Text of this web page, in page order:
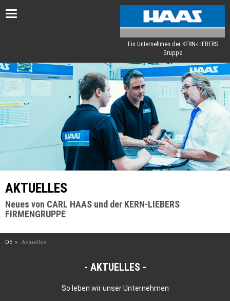
Toggle
Ein Unternehmen der KERN-LIEBERS
Gruppe
AKTUELLES
Neues von CARL HAAS und der KERN-LIEBERS
FIRMENGRUPPE
DE Aktuelles
AKTUELLES
So leben wir unser Unternehmen